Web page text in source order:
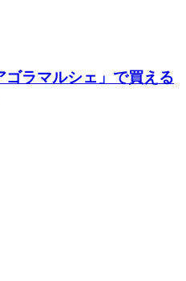
ゴラマルシェ」で買える